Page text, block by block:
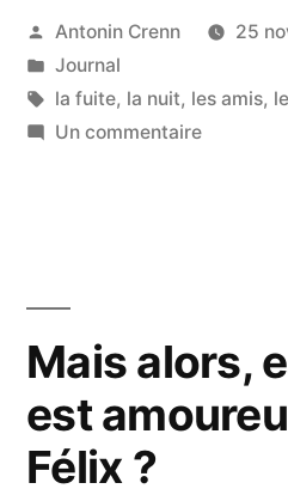
Publié
par
Antonin Crenn
25
Publié
dans
Journal
Étiquettes :
la fuite, la nuit, les amis,
Un commentairesur
Mais alors,
est
Félix ?